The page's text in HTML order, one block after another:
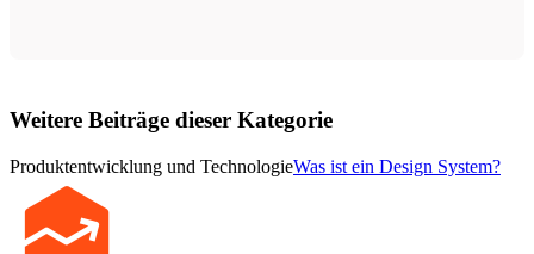
Weitere Beiträge dieser Kategorie
Produktentwicklung und TechnologieWas ist ein Design System?